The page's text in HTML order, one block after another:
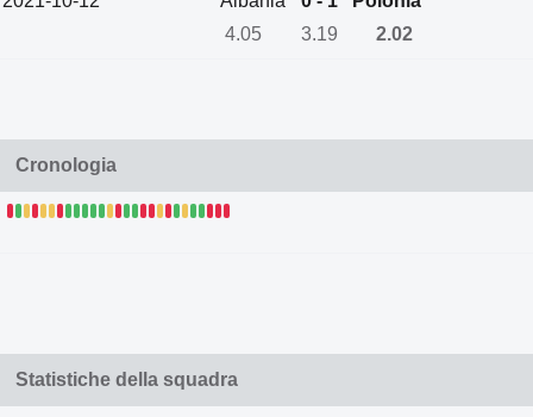
4.05
3.19 2.02
Cronologia
Statistiche della squadra